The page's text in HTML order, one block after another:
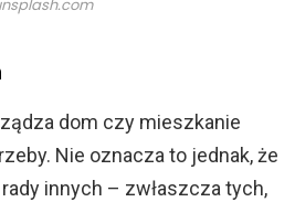
dom czy mieszkanie
Nie oznacza to jednak, że
innych – zwłaszcza tych,